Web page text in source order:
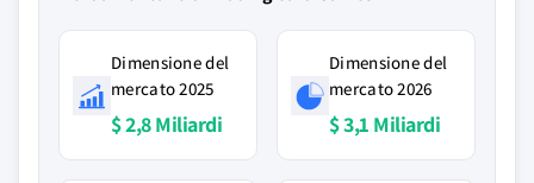
Dimensione del
mercato 2025
$ 2,8 Miliardi
Dimensione del
mercato 2026
$ 3,1 Miliardi